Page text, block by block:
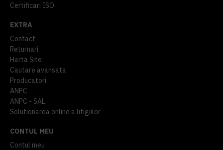
Certificari ISO
EXTRA
Contact
Returnari
Harta Site
Cautare avansata
Producatori
ANPC
ANPC - SAL
Solutionarea online a litigiilor
CONTUL MEU
Contul meu